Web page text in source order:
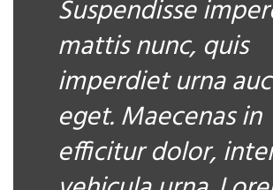
Suspendisse
mattis nunc, quis
imperdiet urna
eget. Maecenas in
efficitur dolor,